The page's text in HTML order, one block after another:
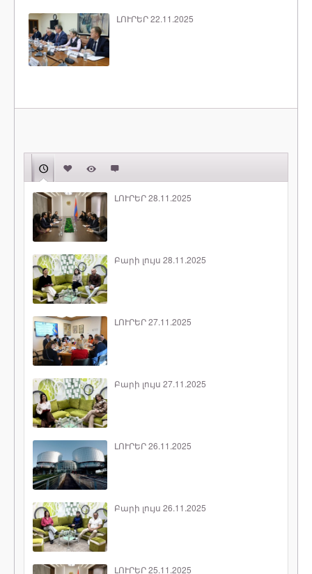
ԼՈՒՐԵՐ 22.11.2025
ԼՈՒՐԵՐ 28.11.2025
Բարի լույս 28.11.2025
ԼՈՒՐԵՐ 27.11.2025
Բարի լույս 27.11.2025
ԼՈՒՐԵՐ 26.11.2025
Բարի լույս 26.11.2025
ԼՈՒՐԵՐ 25.11.2025